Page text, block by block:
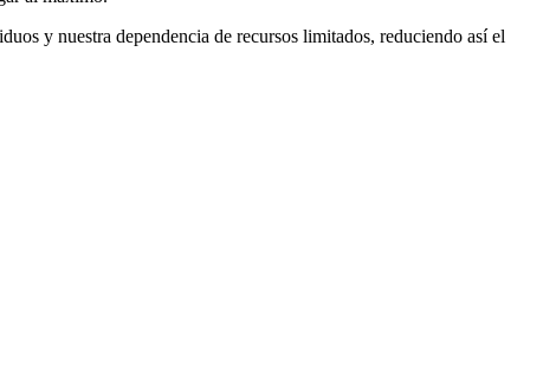
y nuestra dependencia de recursos limitados, reduciendo así el